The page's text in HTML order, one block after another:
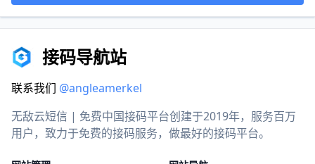
接码导航站
联系我们 @angleamerkel
无敌云短信 | 免费中国接码平台创建于2019年，服务百万
用户，致力于免费的接码服务，做最好的接码平台。